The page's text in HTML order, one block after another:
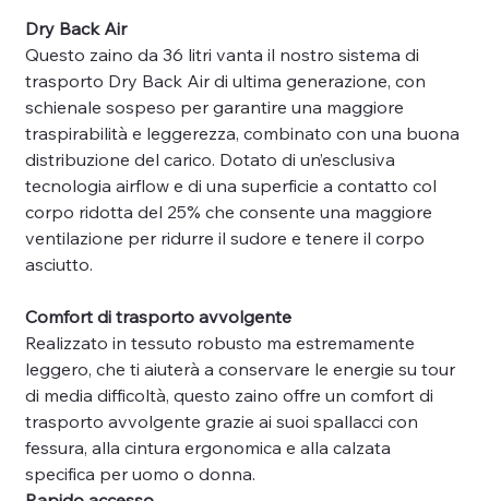
Dry Back Air
Questo zaino da 36 litri vanta il nostro sistema di
trasporto Dry Back Air di ultima generazione, con
schienale sospeso per garantire una maggiore
traspirabilità e leggerezza, combinato con una buona
distribuzione del carico. Dotato di un’esclusiva
tecnologia airflow e di una superficie a contatto col
corpo ridotta del 25% che consente una maggiore
ventilazione per ridurre il sudore e tenere il corpo
asciutto.
Comfort di trasporto avvolgente
Realizzato in tessuto robusto ma estremamente
leggero, che ti aiuterà a conservare le energie su tour
di media difficoltà, questo zaino offre un comfort di
trasporto avvolgente grazie ai suoi spallacci con
fessura, alla cintura ergonomica e alla calzata
specifica per uomo o donna.